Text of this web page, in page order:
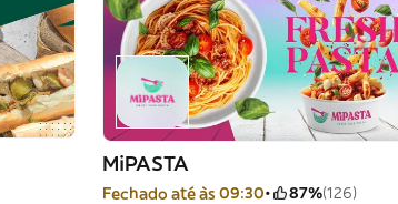
MiPASTA
Fechado até às 09:30 87%(126)